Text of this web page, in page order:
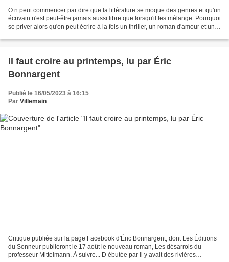
O n peut commencer par dire que la littérature se moque des genres et qu'un
écrivain n'est peut-être jamais aussi libre que lorsqu'il les mélange. Pourquoi
se priver alors qu'on peut écrire à la fois un thriller, un roman d'amour et un
Il faut croire au printemps, lu par Éric
Bonnargent
Publié le 16/05/2023 à 16:15
Par Villemain
Critique publiée sur la page Facebook d'Éric Bonnargent, dont Les Éditions
du Sonneur publieront le 17 août le nouveau roman, Les désarrois du
professeur Mittelmann. À suivre... D ébutée par Il y avait des rivières